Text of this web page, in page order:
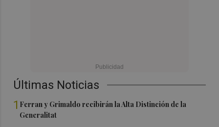
Últimas Noticias
1 Ferran y Grimaldo recibirán la Alta Distinción de la
Generalitat